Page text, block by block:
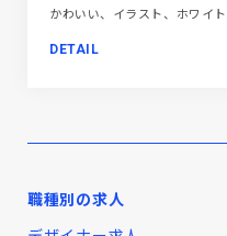
DETAIL
職種別の求人